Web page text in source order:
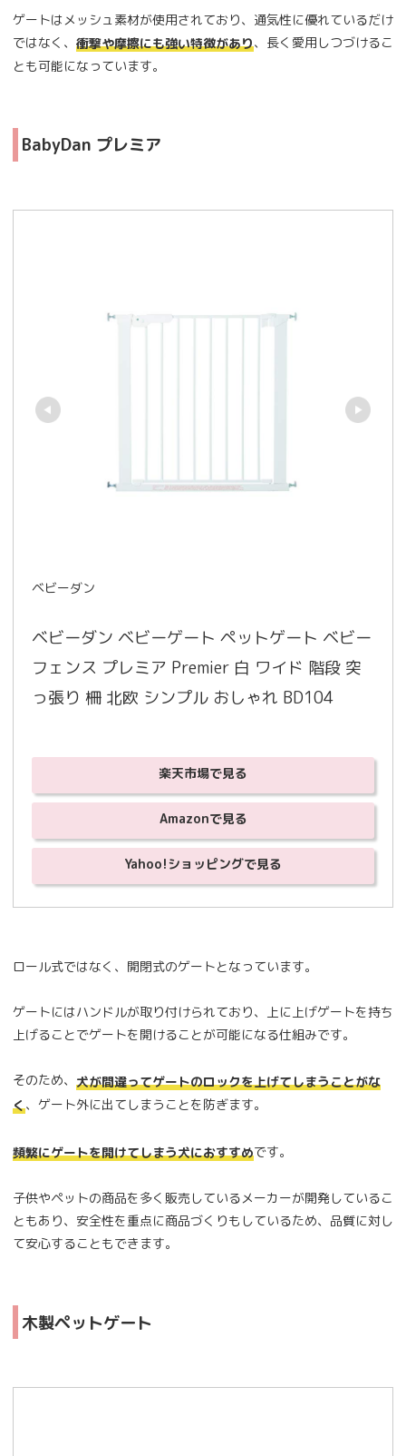
ゲートはメッシュ素材が使用されており、通気性に優れているだけ
ではなく、 衝撃や摩擦にも強い特徴があり、長く愛用しつづけるこ
とも可能になっています。
BabyDan プレミア
ベビーダン
ベビーダン ベビーゲート ペットゲート ベビー
フェンス プレミア Premier 白 ワイド 階段 突
っ張り 柵 北欧 シンプル おしゃれ BD104
楽天市場で見る
Amazonで見る
Yahoo!ショッピングで見る
ロール式ではなく、開閉式のゲートとなっています。
ゲートにはハンドルが取り付けられており、上に上げゲートを持ち
上げることでゲートを開けることが可能になる仕組みです。
そのため、 犬が間違ってゲートのロックを上げてしまうことがな
く、ゲート外に出てしまうことを防ぎます。
頻繁にゲートを開けてしまう犬におすすめです。
子供やペットの商品を多く販売しているメーカーが開発しているこ
ともあり、安全性を重点に商品づくりもしているため、品質に対し
て安心することもできます。
木製ペットゲート